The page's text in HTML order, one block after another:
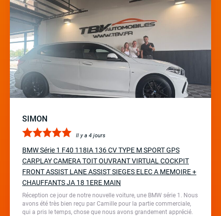
SIMON
Il y a 4 jours
BMW Série 1 F40 118IA 136 CV TYPE M SPORT GPS
CARPLAY CAMERA TOIT OUVRANT VIRTUAL COCKPIT
FRONT ASSIST LANE ASSIST SIEGES ELEC A MEMOIRE +
CHAUFFANTS JA 18 1ERE MAIN
Réception ce jour de notre nouvelle voiture, une BMW série 1. Nous
avons été très bien reçu par Camille pour la partie commerciale,
qui a pris le temps, chose que nous avons grandement apprécié.